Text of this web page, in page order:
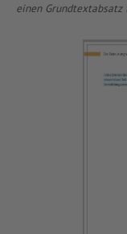
einen Grundtextabsatz